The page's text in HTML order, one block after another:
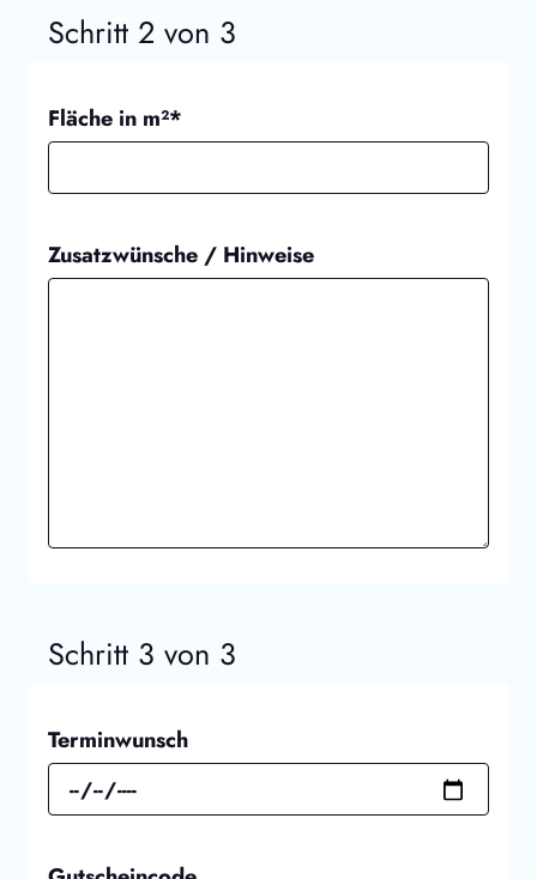
Schritt 2 von 3
Fläche in m²*
Zusatzwünsche / Hinweise
Schritt 3 von 3
Terminwunsch